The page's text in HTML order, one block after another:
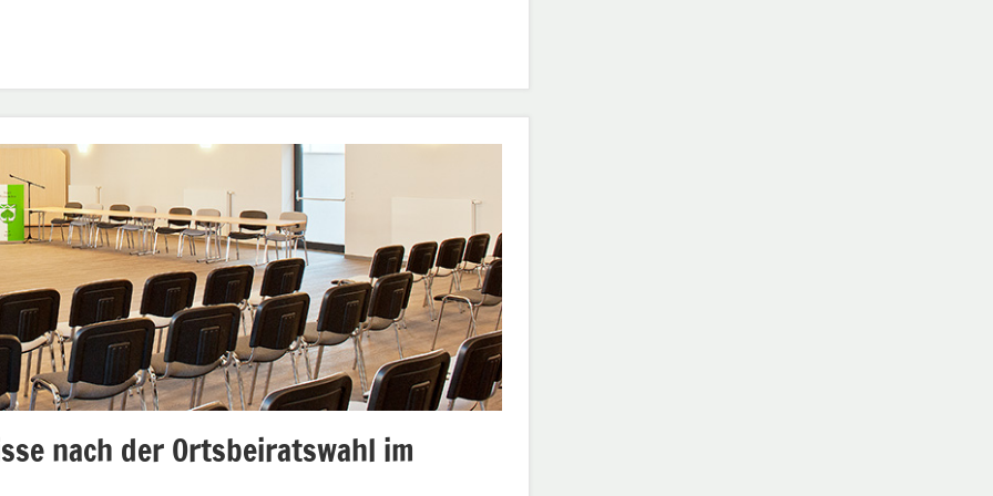
nach der Ortsbeiratswahl im